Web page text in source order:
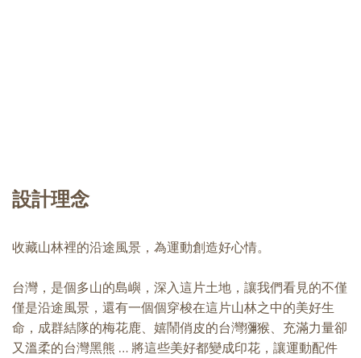
設計理念
收藏山林裡的沿途風景，為運動創造好心情。
台灣，是個多山的島嶼，深入這片土地，讓我們看見的不僅
僅是沿途風景，還有一個個穿梭在這片山林之中的美好生
命，成群結隊的梅花鹿、嬉鬧俏皮的台灣獼猴、充滿力量卻
又溫柔的台灣黑熊 … 將這些美好都變成印花，讓運動配件